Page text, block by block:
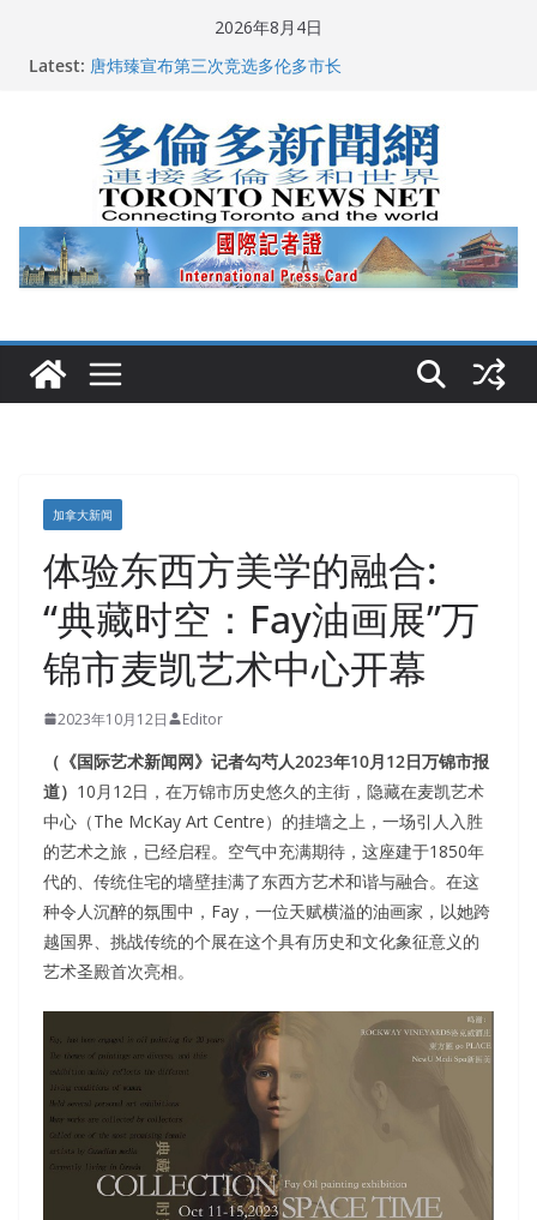
2026年8月4日
Latest: 2026深圳国际佛事用品展览会暨沉香文化艺术展开幕盛
2026加拿大青少年儿童绘画比赛颁奖典礼多伦多举行
龚晓华参加多伦多骄傲大游行 与市民分享竞选理念
多伦多市长选举拉开帷幕 多名华人候选人宣布角逐
加拿大新闻
体验东西方美学的融合:
“典藏时空：Fay油画展”万
锦市麦凯艺术中心开幕
2023年10月12日 Editor
（《国际艺术新闻网》记者勾芍人2023年10月12日万锦市报
道） 10月12日，在万锦市历史悠久的主街，隐藏在麦凯艺术
中心（The McKay Art Centre）的挂墙之上，一场引人入胜
的艺术之旅，已经启程。空气中充满期待，这座建于1850年
代的、传统住宅的墙壁挂满了东西方艺术和谐与融合。在这
种令人沉醉的氛围中，Fay，一位天赋横溢的油画家，以她跨
越国界、挑战传统的个展在这个具有历史和文化象征意义的
艺术圣殿首次亮相。